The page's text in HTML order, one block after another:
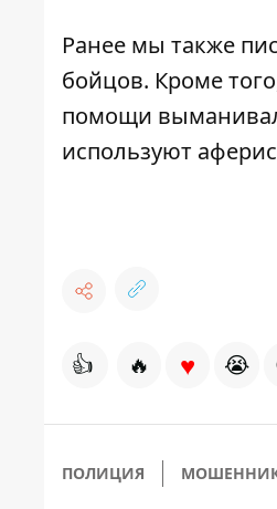
Ранее мы также
бойцов. Кроме
помощи
используют
👍 🔥 ♥ 😭
ПОЛИЦИЯ